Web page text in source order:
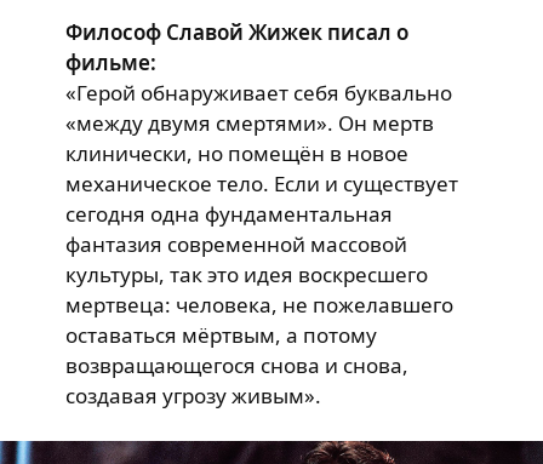
Философ Славой Жижек писал о
фильме:
«Герой обнаруживает себя буквально
«между двумя смертями». Он мертв
клинически, но помещён в новое
механическое тело. Если и существует
сегодня одна фундаментальная
фантазия современной массовой
культуры, так это идея воскресшего
мертвеца: человека, не пожелавшего
оставаться мёртвым, а потому
возвращающегося снова и снова,
создавая угрозу живым».